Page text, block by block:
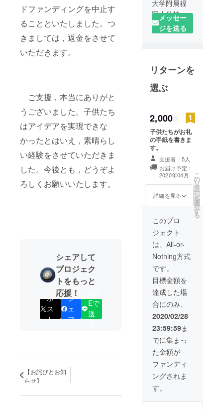
ドファンディングを中止す
ることといたしました。つ
きましては，返金をさせて
いただきます。
ご支援，本当にありがと
うございました。子供たち
はアイデアを実現できな
かったとはいえ，素晴らし
い経験をさせていただきま
した。今後とも，どうぞよ
ろしくお願いいたします。
シェアして
プロジェク
トをもっと
応援！
ポ
ス
ト
シ
ェ
ア
Eで
送
【お詫びとお知
らせ】
大学附属福
岡小学校の
４年生で
す。わたし
自分たちで
デアを実現
ファンディ
ングに挑戦
していま
す。ご支援
お願いいた
します。
メッセー
ジを送る
リターンを
選ぶ
2,000円
子供たちがお礼
の手紙を書きま
す。
支援者：5人
お届け予定：
2020年04月
詳細を見る
こ
の
リ
タ
ー
ン
を
選
択
す
る
このプロ
ジェクト
は、All-or-
Nothing方式
です。
目標金額を
達成した場
合にのみ、
2020/02/28
23:59:59ま
でに集まっ
た金額が
ファンディ
ングされま
す。